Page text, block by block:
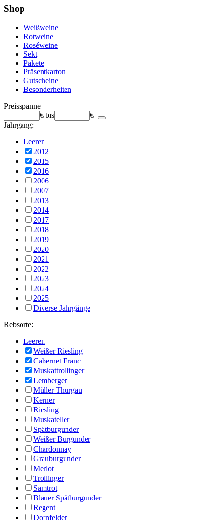
Shop
Weißweine
Rotweine
Roséweine
Sekt
Pakete
Präsentkarton
Gutscheine
Besonderheiten
Preisspanne
€ bis
€
Jahrgang:
Leeren
2012
2015
2016
2006
2007
2013
2014
2017
2018
2019
2020
2021
2022
2023
2024
2025
Diverse Jahrgänge
Rebsorte:
Leeren
Weißer Riesling
Cabernet Franc
Muskattrollinger
Lemberger
Müller Thurgau
Kerner
Riesling
Muskateller
Spätburgunder
Weißer Burgunder
Chardonnay
Grauburgunder
Merlot
Trollinger
Samtrot
Blauer Spätburgunder
Regent
Dornfelder